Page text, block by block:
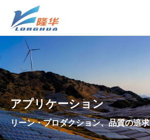
アプリケーション
リーン・プロダクション、品質の追求